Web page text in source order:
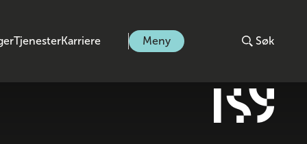
TjenesterKarriere Meny Søk